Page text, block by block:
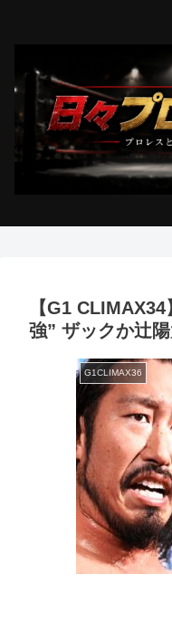
【G1
強” ザックか辻
G1CLIMAX36